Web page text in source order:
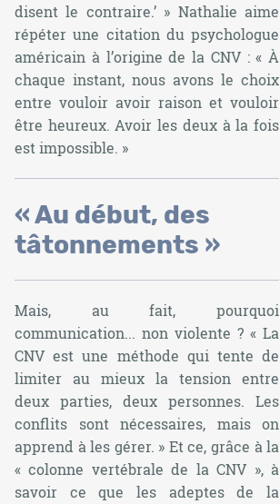
disent le contraire.’ » Nathalie aime
répéter une citation du psychologue
américain à l’origine de la CNV : « À
chaque instant, nous avons le choix
entre vouloir avoir raison et vouloir
être heureux. Avoir les deux à la fois
est impossible. »
« Au début, des
tâtonnements »
Mais, au fait, pourquoi
communication... non violente ? « La
CNV est une méthode qui tente de
limiter au mieux la tension entre
deux parties, deux personnes. Les
conflits sont nécessaires, mais on
apprend à les gérer. » Et ce, grâce à la
« colonne vertébrale de la CNV », à
savoir ce que les adeptes de la